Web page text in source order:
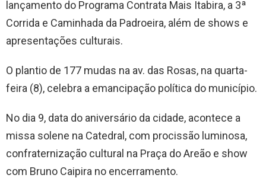
lançamento do Programa Contrata Mais Itabira, a 3ª
Corrida e Caminhada da Padroeira, além de shows e
apresentações culturais.
O plantio de 177 mudas na av. das Rosas, na quarta-
feira (8), celebra a emancipação política do município.
No dia 9, data do aniversário da cidade, acontece a
missa solene na Catedral, com procissão luminosa,
confraternização cultural na Praça do Areão e show
com Bruno Caipira no encerramento.